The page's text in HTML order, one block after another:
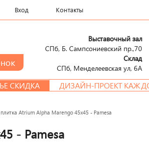
Вход Контакты
Выставочный зал
СПб, Б. Сампсониевский пр.,70
Склад
СПб, Менделеевcкая ул, 6А
ДИЗАЙН-ПРОЕКТ КАЖДОМУ !
Atrium Alpha Marengo 45x45 - Pamesa
- Pamesa